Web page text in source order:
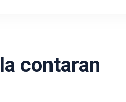
contaran